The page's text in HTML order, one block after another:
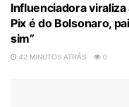
Influenciadora viraliza
Pix é do Bolsonaro,
sim”
42 MINUTOS ATRÁS 0